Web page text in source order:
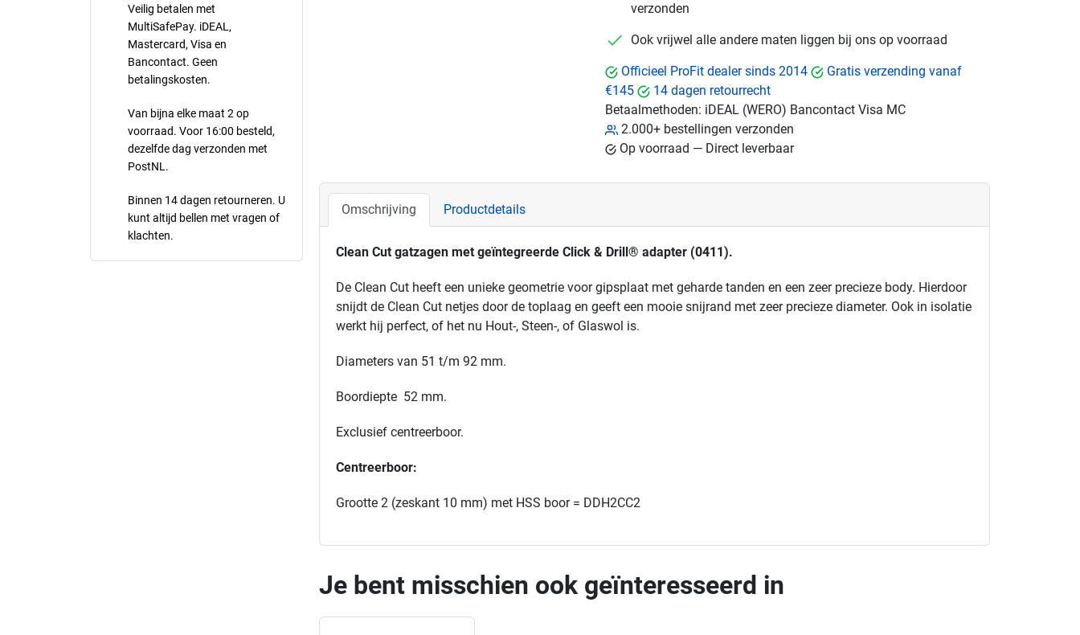
Veilig betalen met
MultiSafePay. iDEAL,
Mastercard, Visa en
Bancontact. Geen
betalingskosten.
Van bijna elke maat 2 op
voorraad. Voor 16:00 besteld,
dezelfde dag verzonden met
PostNL.
Binnen 14 dagen retourneren. U
kunt altijd bellen met vragen of
klachten.
verzonden
checkmark
Ook vrijwel alle andere maten liggen bij ons op voorraad
Officieel ProFit dealer sinds 2014
Gratis verzending vanaf
€145
14 dagen retourrecht
Betaalmethoden: iDEAL (WERO) Bancontact Visa MC
2.000+ bestellingen verzonden
Op voorraad — Direct leverbaar
Omschrijving Productdetails
Clean Cut gatzagen met geïntegreerde Click & Drill® adapter (0411).
De Clean Cut heeft een unieke geometrie voor gipsplaat met geharde tanden en een zeer precieze body. Hierdoor
snijdt de Clean Cut netjes door de toplaag en geeft een mooie snijrand met zeer precieze diameter. Ook in isolatie
werkt hij perfect, of het nu Hout-, Steen-, of Glaswol is.
Diameters van 51 t/m 92 mm.
Boordiepte 52 mm.
Exclusief centreerboor.
Centreerboor:
Grootte 2 (zeskant 10 mm) met HSS boor = DDH2CC2
Je bent misschien ook geïnteresseerd in